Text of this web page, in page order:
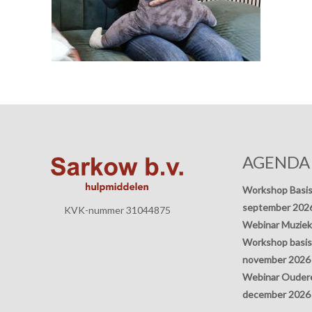
KVK-nummer 31044875
AGENDA
Workshop
september
Webinar
Workshop
november 2026
Webinar
december 2026